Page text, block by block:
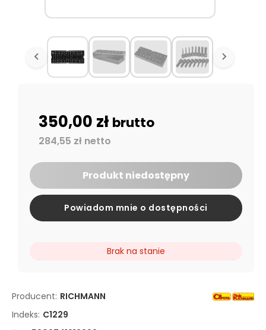
Producent: RICHMANN
Indeks: C1229
350,00 złbrutto
284,55 zł netto
Produkt niedostępny
Powiadom mnie o dostępności
Brak na stanie